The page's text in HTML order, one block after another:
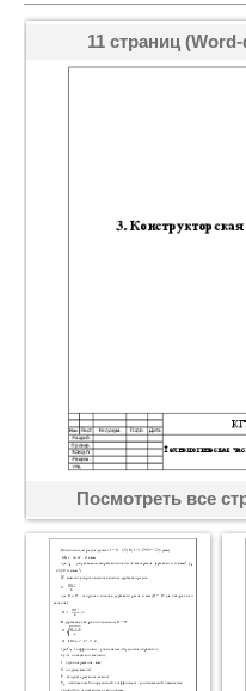
11 страниц
Посмотреть все